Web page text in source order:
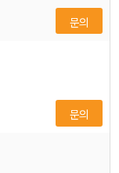
문의
문의